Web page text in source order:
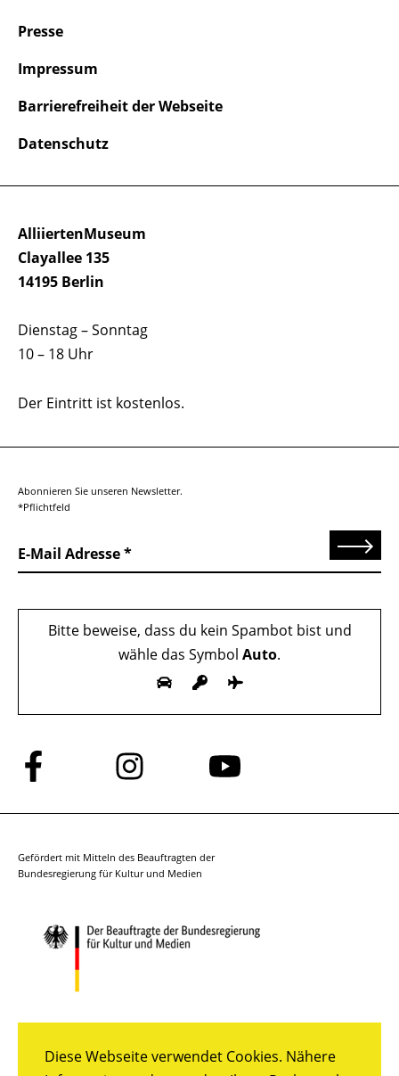
Diese Webseite verwendet Cookies. Nähere
AlliiertenMuseum
Clayallee 135
14195 Berlin
Dienstag – Sonntag
10 – 18 Uhr
Der Eintritt ist kostenlos.
Presse
Impressum
Barrierefreiheit der Webseite
Datenschutz
Abonnieren Sie unseren Newsletter.
*Pflichtfeld
E-Mail Adresse Senden
Bitte beweise, dass du kein Spambot bist und
wähle das Symbol Auto.
Folge
uns
auf
Folge
uns
auf
Folge
auf
Gefördert mit Mitteln des Beauftragten der
Bundesregierung für Kultur und Medien